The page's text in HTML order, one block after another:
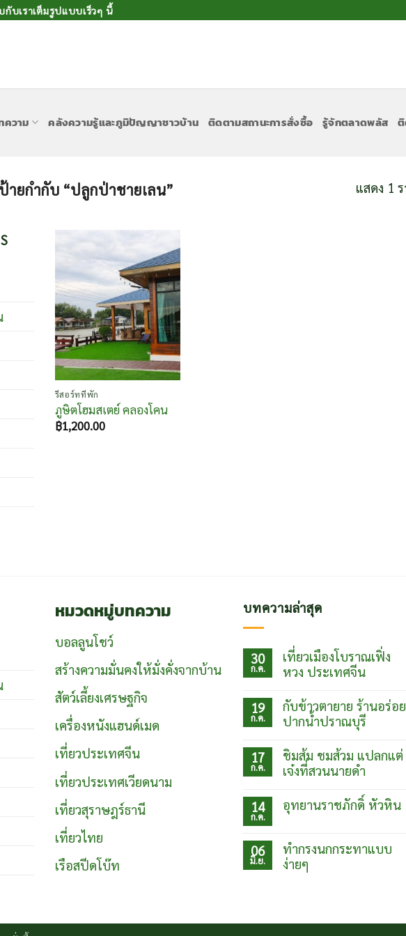
บเราเต็มรูปแบบเร็วๆ นี้
ความ คลังความรู้และภูมิปัญญาชาวบ้าน ติดตามสถานะการสั่งซื้อ รู้จักตลาดพลัส
ยกำกับ “ปลูกป่าชายเลน” แสดง 1
รีสอร์ทที่พัก
ภูษิตโฮมสเตย์ คลองโคน
฿1,200.00
หมวดหมู่บทความ
บอลลูนโชว์
สร้างความมั่นคงให้มั่งคั่งจากบ้าน
สัตว์เลี้ยงเศรษฐกิจ
เครื่องหนังแฮนด์เมด
เที่ยวประเทศจีน
เที่ยวประเทศเวียดนาม
เที่ยวสุราษฎร์ธานี
เที่ยวไทย
เรือสปีดโบ๊ท
บทความล่าสุด
30
ก.ค.
เที่ยวเมืองโบราณเฟิ่ง
หวง ประเทศจีน
ความ
เห็น
บน
เที่ยว
โบ
ราณเฟิ่ง
หวง
19
ก.ค.
กับข้าวตายาย ร้านอร่อย
ปากน้ำปราณบุรี
ความ
เห็น
บน
กับข้าว
ร้าน
ปราณบุรี
17
ก.ค.
ชิมส้ม ชมส้วม แปลกแต่
เจ๋งที่สวนนายดำ
เห็น
บน
ชม
ส้วม
แปลก
นาย
14
ก.ค.
อุทยานราชภักดิ์ หัวหิน
เห็น
บน
อุท
ยา
06
มิ.ย.
ทำกรงนกกระทาแบบ
ง่ายๆ
ทำ